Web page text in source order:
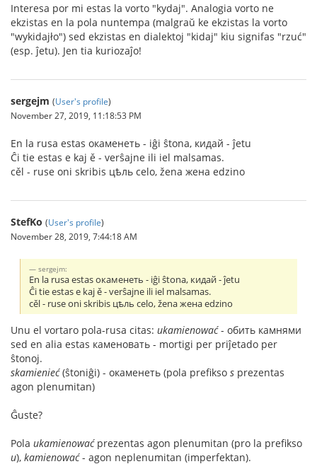
Interesa por mi estas la vorto "kydaj". Analogia vorto ne
ekzistas en la pola nuntempa (malgraŭ ke ekzistas la vorto
"wykidajło") sed ekzistas en dialektoj "kidaj" kiu signifas "rzuć"
(esp. ĵetu). Jen tia kuriozaĵo!
sergejm (User's profile)
November 27, 2019, 11:18:53 PM
En la rusa estas окаменеть - iĝi ŝtona, кидай - ĵetu
Ĉi tie estas e kaj ě - verŝajne ili iel malsamas.
cěl - ruse oni skribis цѣль celo, žena жена edzino
StefKo (User's profile)
November 28, 2019, 7:44:18 AM
sergejm:
En la rusa estas окаменеть - iĝi ŝtona, кидай - ĵetu
Ĉi tie estas e kaj ě - verŝajne ili iel malsamas.
cěl - ruse oni skribis цѣль celo, žena жена edzino
Unu el vortaro pola-rusa citas: ukamienować- обить камнями
sed en alia estas каменовать - mortigi per priĵetado per
ŝtonoj.
skamienieć(ŝtoniĝi) - окаменеть (pola prefikso s prezentas
agon plenumitan)
Ĝuste?
Pola ukamienowaćprezentas agon plenumitan (pro la prefikso
u), kamienować- agon neplenumitan (imperfektan).